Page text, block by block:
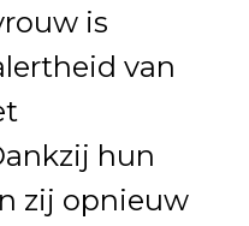
is
van
hun
zij opnieuw